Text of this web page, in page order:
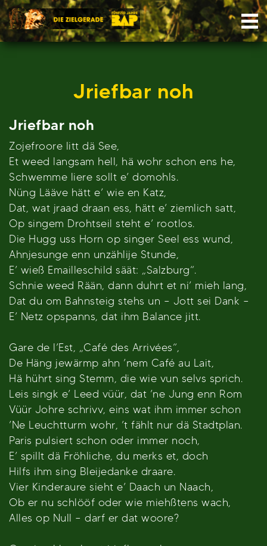
Skip
to
content
Jriefbar noh
Jriefbar noh
Zojefroore litt dä See,
Et weed langsam hell, hä wohr schon ens he,
Schwemme liere sollt e’ domohls.
Nüng Lääve hätt e’ wie en Katz,
Dat, wat jraad draan ess, hätt e’ ziemlich satt,
Op singem Drohtseil steht e’ rootlos.
Die Hugg uss Horn op singer Seel ess wund,
Ahnjesunge enn unzählije Stunde,
E’ wieß Emailleschild säät: „Salzburg“.
Schnie weed Rään, dann duhrt et ni’ mieh lang,
Dat du om Bahnsteig stehs un – Jott sei Dank –
E’ Netz opspanns, dat ihm Balance jitt.
Gare de l’Est, „Café des Arrivées“,
De Häng jewärmp ahn ’nem Café au Lait,
Hä hührt sing Stemm, die wie vun selvs sprich.
Leis singk e’ Leed vüür, dat ’ne Jung enn Rom
Vüür Johre schrivv, eins wat ihm immer schon
’Ne Leuchtturm wohr, ’t fählt nur dä Stadtplan.
Paris pulsiert schon oder immer noch,
E’ spillt dä Fröhliche, du merks et, doch
Hilfs ihm sing Bleijedanke draare.
Vier Kinderaure sieht e’ Daach un Naach,
Ob er nu schlööf oder wie miehßtens wach,
Alles op Null – darf er dat woore?